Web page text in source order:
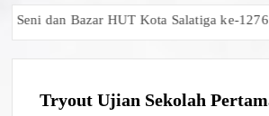
dan Bazar HUT Kota Salatiga ke-1276
Tryout Ujian Sekolah